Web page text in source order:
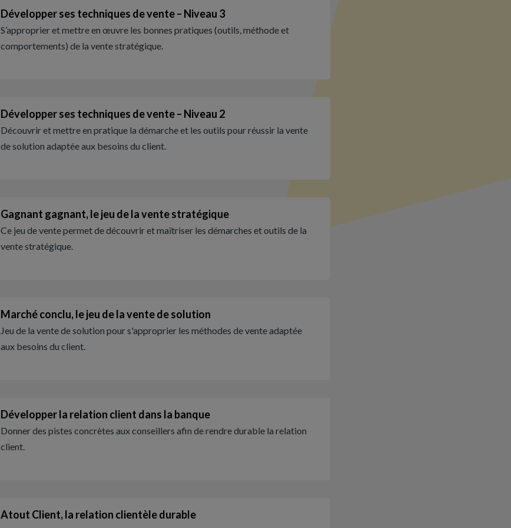
Développer ses techniques de vente – Niveau 3
S’approprier et mettre en œuvre les bonnes pratiques (outils, méthode et
comportements) de la vente stratégique.
Développer ses techniques de vente – Niveau 2
Découvrir et mettre en pratique la démarche et les outils pour réussir la vente
de solution adaptée aux besoins du client.
Gagnant gagnant, le jeu de la vente stratégique
Ce jeu de vente permet de découvrir et maîtriser les démarches et outils de la
vente stratégique.
Marché conclu, le jeu de la vente de solution
Jeu de la vente de solution pour s'approprier les méthodes de vente adaptée
aux besoins du client.
Développer la relation client dans la banque
Donner des pistes concrètes aux conseillers afin de rendre durable la relation
client.
Atout Client, la relation clientèle durable